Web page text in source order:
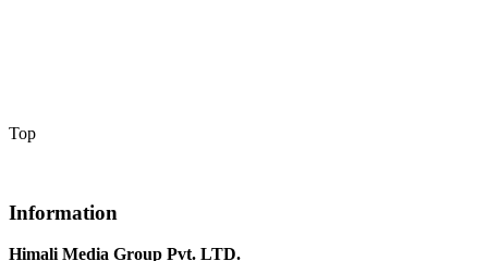
Top
Information
Himali Media Group Pvt. LTD.